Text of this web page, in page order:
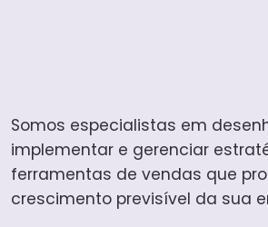
Somos especialistas em
implementar e gerenciar
ferramentas de vendas que
crescimento previsível da sua